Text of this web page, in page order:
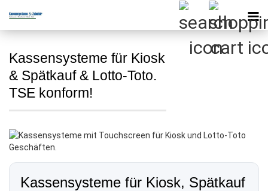
Kassensysteme für Kiosk
& Spätkauf & Lotto-Toto.
TSE konform!
Kassensysteme für Kiosk, Spätkauf